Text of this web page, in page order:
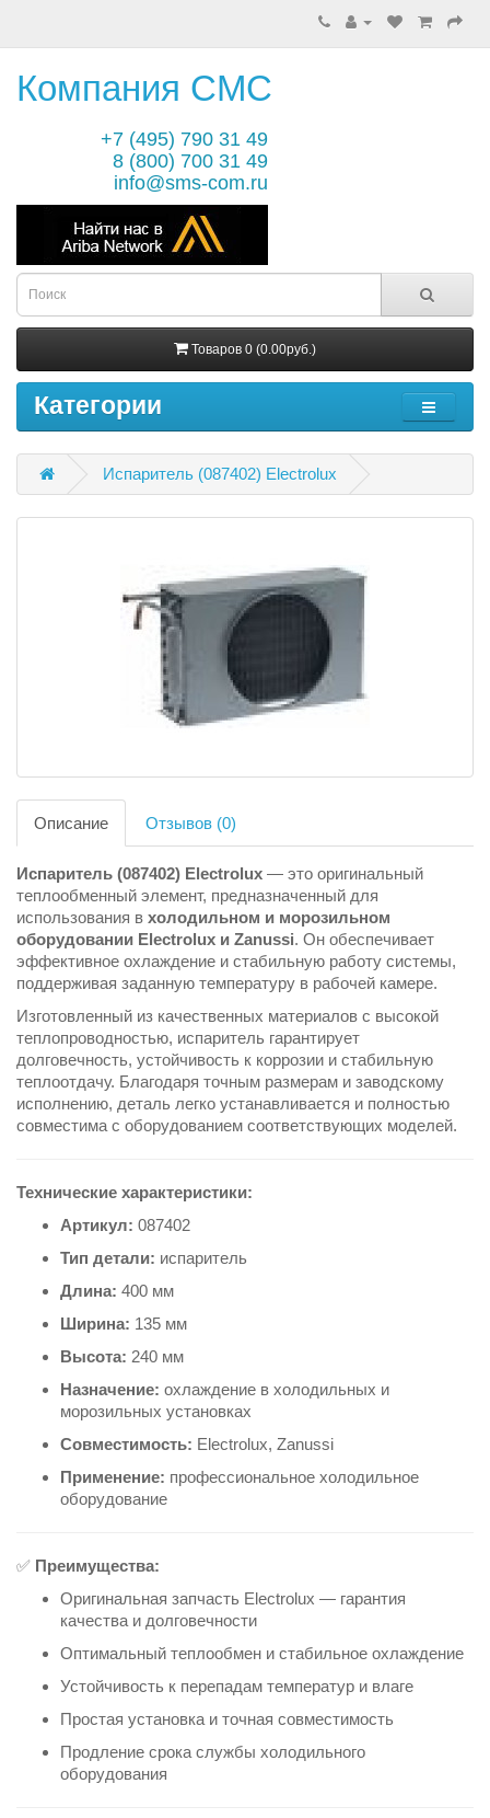
Компания СМС
+7 (495) 790 31 49
8 (800) 700 31 49
info@sms-com.ru
Товаров 0 (0.00руб.)
Категории
Испаритель (087402) Electrolux
Описание Отзывов (0)
Испаритель (087402) Electrolux — это оригинальный
теплообменный элемент, предназначенный для
использования в холодильном и морозильном
оборудовании Electrolux и Zanussi. Он обеспечивает
эффективное охлаждение и стабильную работу системы,
поддерживая заданную температуру в рабочей камере.
Изготовленный из качественных материалов с высокой
теплопроводностью, испаритель гарантирует
долговечность, устойчивость к коррозии и стабильную
теплоотдачу. Благодаря точным размерам и заводскому
исполнению, деталь легко устанавливается и полностью
совместима с оборудованием соответствующих моделей.
Технические характеристики:
Артикул: 087402
Тип детали: испаритель
Длина: 400 мм
Ширина: 135 мм
Высота: 240 мм
Назначение: охлаждение в холодильных и
морозильных установках
Совместимость: Electrolux, Zanussi
Применение: профессиональное холодильное
оборудование
✅ Преимущества:
Оригинальная запчасть Electrolux — гарантия
качества и долговечности
Оптимальный теплообмен и стабильное охлаждение
Устойчивость к перепадам температур и влаге
Простая установка и точная совместимость
Продление срока службы холодильного
оборудования